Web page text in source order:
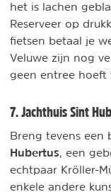
het is lachen
Reserveer op
fietsen betaal je
Veluwe zijn nog
geen entree hoeft
7. Jachthuis Sint
Breng tevens een
Hubertus , een
echtpaar Kröller-
enkele andere